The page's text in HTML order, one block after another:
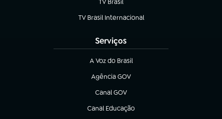
(abre em nova aba)
TV Brasil Internacional
(abre em nova aba)
Serviços
A Voz do Brasil
(abre em nova aba)
Agência GOV
(abre em nova aba)
Canal GOV
(abre em nova aba)
Canal Educação
(abre em nova aba)